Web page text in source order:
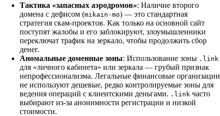
Тактика «запасных аэродромов»: Наличие второго
домена с дефисом (mikain-mo) — это стандартная
стратегия скам-проектов. Как только на основной сайт
поступят жалобы и его заблокируют, злоумышленники
переключат трафик на зеркало, чтобы продолжить сбор
денег.
Аномальные доменные зоны: Использование зоны .link
для «личного кабинета» или зеркала — грубый признак
непрофессионализма. Легальные финансовые организации
не используют дешевые, редко контролируемые зоны для
ведения операций с клиентскими деньгами. .link часто
выбирают из-за анонимности регистрации и низкой
стоимости.